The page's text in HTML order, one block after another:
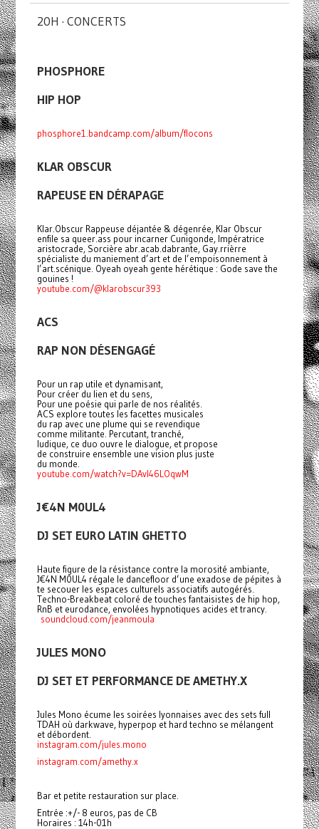
20H · CONCERTS
PHOSPHORE
HIP HOP
phosphore1.bandcamp.com/album/flocons
KLAR OBSCUR
RAPEUSE EN DÉRAPAGE
Klar.Obscur Rappeuse déjantée & dégenrée, Klar Obscur
enfile sa queer.ass pour incarner Cunigonde, Impératrice
aristocrade, Sorcière abr.acab.dabrante, Gay.rrièrre
spécialiste du maniement d’art et de l’empoisonnement à
l’art.scénique. Oyeah oyeah gente hérétique : Gode save the
gouines !
youtube.com/@klarobscur393
ACS
RAP NON DÉSENGAGÉ
Pour un rap utile et dynamisant,
Pour créer du lien et du sens,
Pour une poésie qui parle de nos réalités.
ACS explore toutes les facettes musicales
du rap avec une plume qui se revendique
comme militante. Percutant, tranché,
ludique, ce duo ouvre le dialogue, et propose
de construire ensemble une vision plus juste
du monde.
youtube.com/watch?v=DAvI46LOqwM
J€4N M0UL4
DJ SET EURO LATIN GHETTO
Haute figure de la résistance contre la morosité ambiante,
J€4N M0UL4 régale le dancefloor d’une exadose de pépites à
te secouer les espaces culturels associatifs autogérés.
Techno-Breakbeat coloré de touches fantaisistes de hip hop,
RnB et eurodance, envolées hypnotiques acides et trancy.
soundcloud.com/jeanmoula
JULES MONO
DJ SET ET PERFORMANCE DE AMETHY.X
Jules Mono écume les soirées lyonnaises avec des sets full
TDAH où darkwave, hyperpop et hard techno se mélangent
et débordent.
instagram.com/jules.mono
instagram.com/amethy.x
Bar et petite restauration sur place.
Entrée :+/- 8 euros, pas de CB
Horaires : 14h-01h